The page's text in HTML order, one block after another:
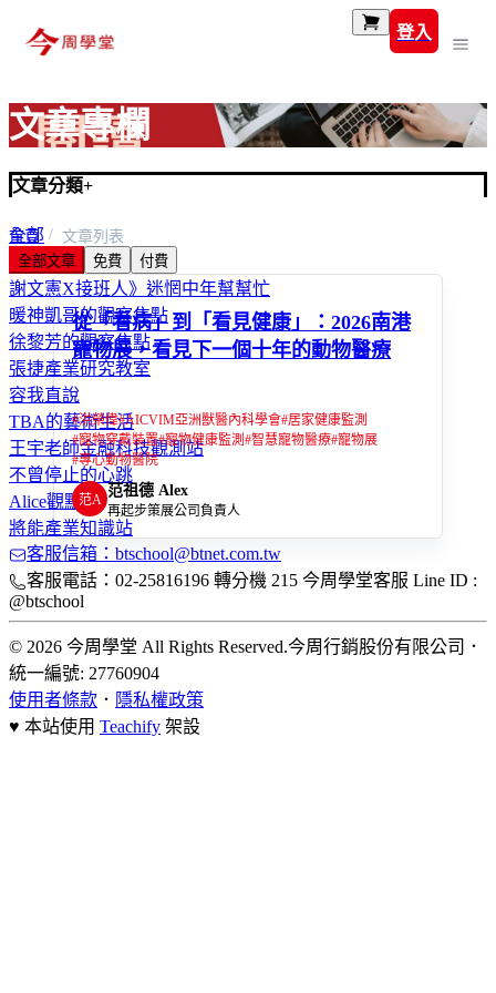
登入
文章專欄
文章分類+
全部
富玩家
謝文憲X接班人》迷惘中年幫幫忙
暖神凱哥的觀察焦點
徐黎芳的觀察焦點
張捷產業研究教室
容我直說
TBA的藝術生活
王宇老師金融科技觀測站
不曾停止的心跳
Alice觀點
將能產業知識站
首頁
文章列表
全部文章
免費 付費
從「看病」到「看見健康」：2026南港
寵物展，看見下一個十年的動物醫療
#洪榮偉#AICVIM亞洲獸醫內科學會#居家健康監測
#寵物穿戴裝置#寵物健康監測 #智慧寵物醫療#寵物展
#專心動物醫院
范A
范祖德 Alex
再起步策展公司負責人
客服信箱：btschool@btnet.com.tw
客服電話：02-25816196 轉分機 215 今周學堂客服 Line ID :
@btschool
© 2026 今周學堂 All Rights Reserved.今周行銷股份有限公司 ．
統一編號: 27760904
使用者條款 ． 隱私權政策
♥ 本站使用 Teachify 架設